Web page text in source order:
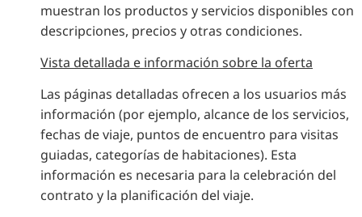
muestran los productos y servicios disponibles con
descripciones, precios y otras condiciones.
Vista detallada e información sobre la oferta
Las páginas detalladas ofrecen a los usuarios más
información (por ejemplo, alcance de los servicios,
fechas de viaje, puntos de encuentro para visitas
guiadas, categorías de habitaciones). Esta
información es necesaria para la celebración del
contrato y la planificación del viaje.